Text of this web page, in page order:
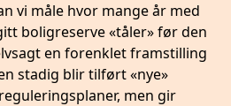
vi måle hvor mange år med
boligreserve «tåler» før den
en forenklet framstilling
stadig blir tilført «nye»
men gir